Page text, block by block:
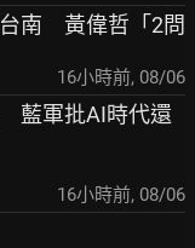
南 黃偉哲「2問
16小時前, 08/06
藍軍批AI時代還
16小時前, 08/06